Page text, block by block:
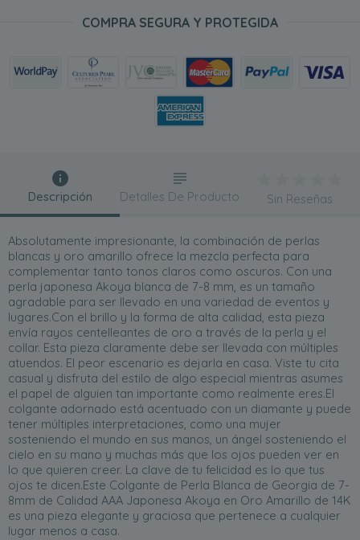
COMPRA SEGURA Y PROTEGIDA
Descripción
Absolutamente impresionante, la combinación de perlas
blancas y oro amarillo ofrece la mezcla perfecta para
complementar tanto tonos claros como oscuros. Con una
perla japonesa Akoya blanca de 7-8 mm, es un tamaño
agradable para ser llevado en una variedad de eventos y
lugares.Con el brillo y la forma de alta calidad, esta pieza
envía rayos centelleantes de oro a través de la perla y el
collar. Esta pieza claramente debe ser llevada con múltiples
atuendos. El peor escenario es dejarla en casa. Viste tu cita
casual y disfruta del estilo de algo especial mientras asumes
el papel de alguien tan importante como realmente eres.El
colgante adornado está acentuado con un diamante y puede
tener múltiples interpretaciones, como una mujer
sosteniendo el mundo en sus manos, un ángel sosteniendo el
cielo en su mano y muchas más que los ojos pueden ver en
lo que quieren creer. La clave de tu felicidad es lo que tus
ojos te dicen.Este Colgante de Perla Blanca de Georgia de 7-
8mm de Calidad AAA Japonesa Akoya en Oro Amarillo de 14K
es una pieza elegante y graciosa que pertenece a cualquier
lugar menos a casa.
Detalles De Producto Sin Reseñas